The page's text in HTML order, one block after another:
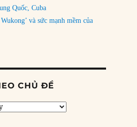
Quốc, Cuba
và sức mạnh mềm của
CHỦ ĐỀ